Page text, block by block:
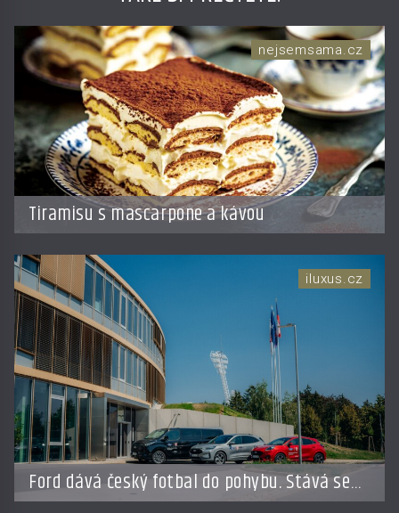
Tiramisu s mascarpone a kávou
nejsemsama.cz
Ford dává český fotbal do pohybu. Stává se
novým partnerem FAČR
iluxus.cz